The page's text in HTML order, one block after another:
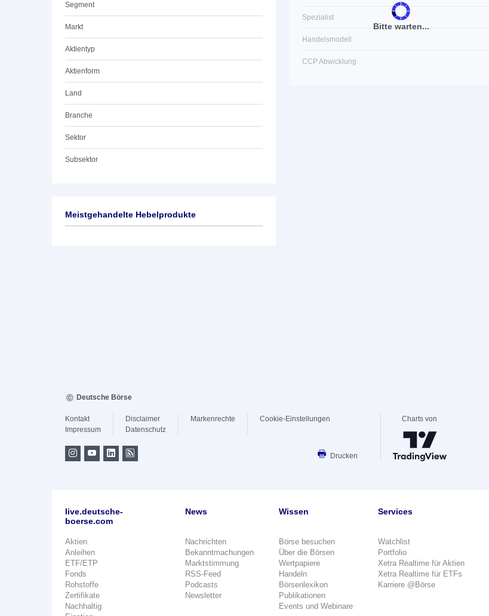
Segment
Markt
Aktientyp
Aktienform
Land
Branche
Sektor
Subsektor
Bitte warten...
Spezialist
Handelsmodell
CCP Abwicklung
Meistgehandelte Hebelprodukte
Deutsche Börse
Kontakt
Impressum
Disclaimer
Datenschutz
Markenrechte Cookie-Einstellungen
Drucken
Charts von
live.deutsche-
boerse.com
Aktien
Anleihen
ETF/ETP
Fonds
Rohstoffe
Zertifikate
Nachhaltig
News
Nachrichten
Bekanntmachungen
Marktstimmung
RSS-Feed
Podcasts
Newsletter
Wissen
Börse besuchen
Über die Börsen
Wertpapiere
Handeln
Börsenlexikon
Publikationen
Events und Webinare
Services
Watchlist
Portfolio
Xetra Realtime für Aktien
Xetra Realtime für ETFs
Karriere @Börse